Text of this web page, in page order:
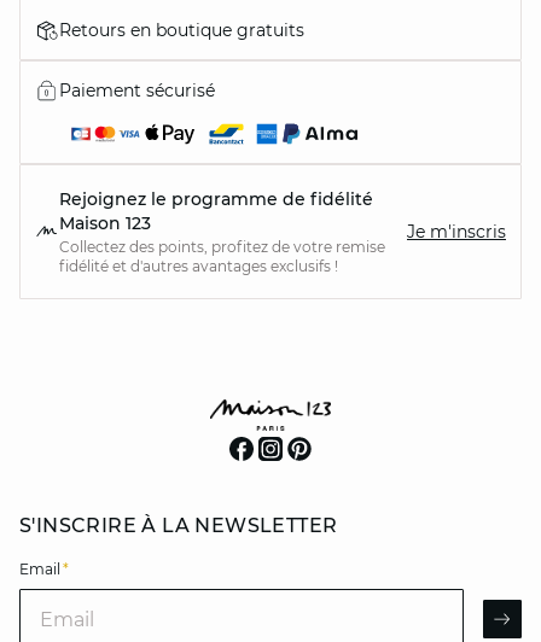
Retours en boutique gratuits
Paiement sécurisé
Rejoignez le programme de fidélité
Maison 123
Collectez des points, profitez de votre remise
fidélité et d'autres avantages exclusifs !
Je m'inscris
S'INSCRIRE À LA NEWSLETTER
Email *